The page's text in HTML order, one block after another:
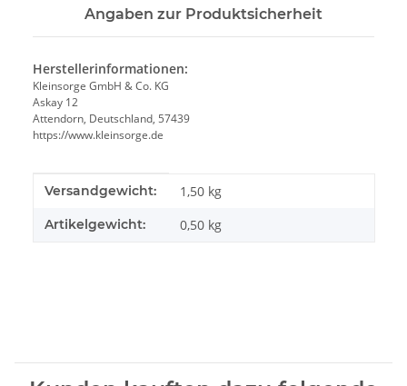
Angaben zur Produktsicherheit
Herstellerinformationen:
Kleinsorge GmbH & Co. KG
Askay 12
Attendorn, Deutschland, 57439
https://www.kleinsorge.de
Produkteigenschaft
Wert
Versandgewicht: 1,50 kg
Artikelgewicht: 0,50 kg